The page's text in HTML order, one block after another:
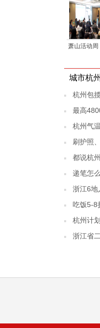
萧山活动周
城市杭州
杭州包
最高
杭州气
刷护照
都说杭
递笔怎
浙江6地
吃饭5-8
杭州计
浙江省